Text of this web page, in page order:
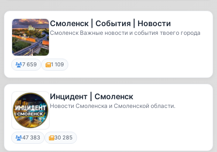
Смоленск | События | Новости
Смоленск Важные новости и события твоего города
7 659 1 109
Инцидент | Смоленск
Новости Смоленска и Смоленской области.
47 383 30 285